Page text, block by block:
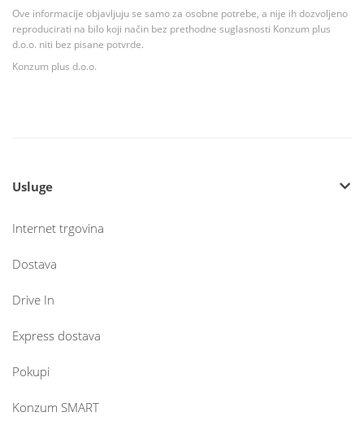
Ove informacije objavljuju se samo za osobne potrebe, a nije ih dozvoljeno
reproducirati na bilo koji način bez prethodne suglasnosti Konzum plus
d.o.o. niti bez pisane potvrde.
Konzum plus d.o.o.
Usluge
Internet trgovina
Dostava
Drive In
Express dostava
Pokupi
Konzum SMART